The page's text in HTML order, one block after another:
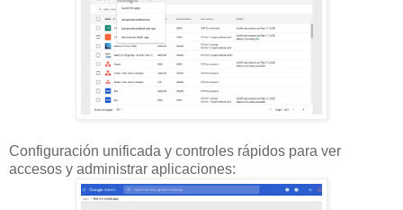
Configuración unificada y controles rápidos para ver
accesos y administrar aplicaciones: